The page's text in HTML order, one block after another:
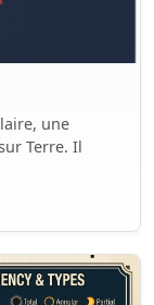
une
Terre. Il